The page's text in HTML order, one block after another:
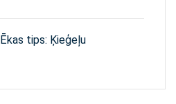
Ēkas tips: Ķieģeļu